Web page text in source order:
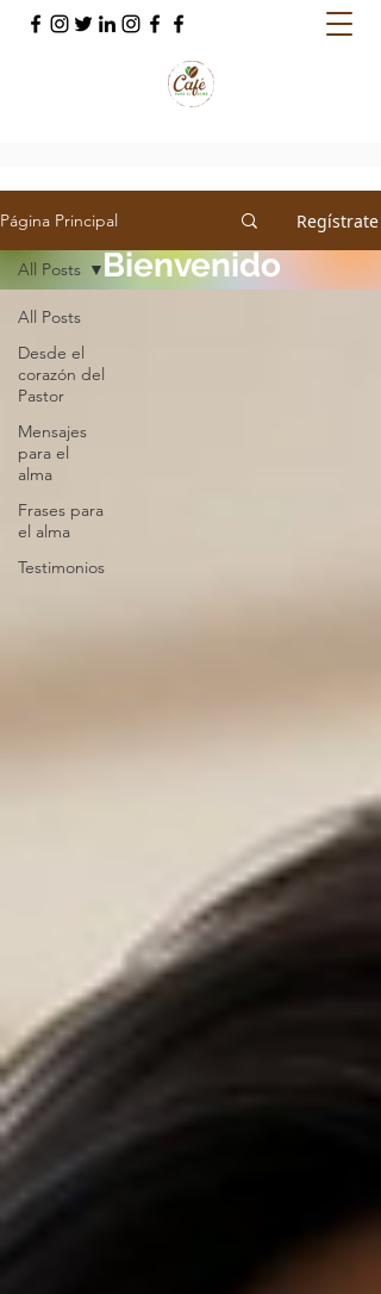
Bienvenido
Página Principal Regístrate
All Posts
Desde el
corazón del
Pastor
Mensajes
para el
alma
Frases para
el alma
Testimonios
All Posts